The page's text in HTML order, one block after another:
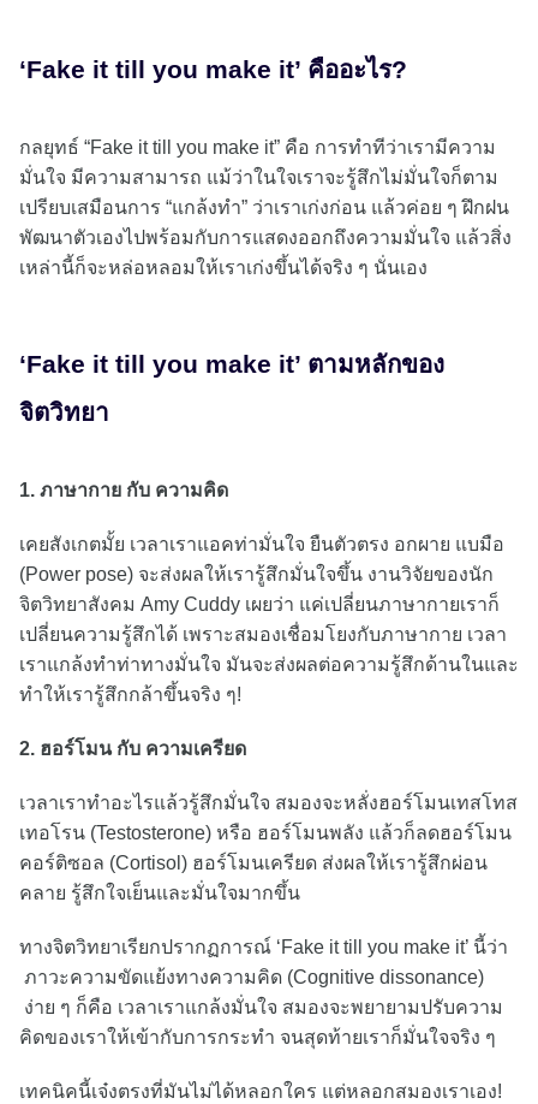
‘Fake it till you make it’ คืออะไร?
กลยุทธ์ “Fake it till you make it” คือ การทำทีว่าเรามีความ
มั่นใจ มีความสามารถ แม้ว่าในใจเราจะรู้สึกไม่มั่นใจก็ตาม
เปรียบเสมือนการ “แกล้งทำ” ว่าเราเก่งก่อน แล้วค่อย ๆ ฝึกฝน
พัฒนาตัวเองไปพร้อมกับการแสดงออกถึงความมั่นใจ แล้วสิ่ง
เหล่านี้ก็จะหล่อหลอมให้เราเก่งขึ้นได้จริง ๆ นั่นเอง
‘Fake it till you make it’ ตามหลักของ
จิตวิทยา
1. ภาษากาย กับ ความคิด
เคยสังเกตมั้ย เวลาเราแอคท่ามั่นใจ ยืนตัวตรง อกผาย แบมือ
(Power pose) จะส่งผลให้เรารู้สึกมั่นใจขึ้น งานวิจัยของนัก
จิตวิทยาสังคม Amy Cuddy เผยว่า แค่เปลี่ยนภาษากายเราก็
เปลี่ยนความรู้สึกได้ เพราะสมองเชื่อมโยงกับภาษากาย เวลา
เราแกล้งทำท่าทางมั่นใจ มันจะส่งผลต่อความรู้สึกด้านในและ
ทำให้เรารู้สึกกล้าขึ้นจริง ๆ!
2. ฮอร์โมน กับ ความเครียด
เวลาเราทำอะไรแล้วรู้สึกมั่นใจ สมองจะหลั่งฮอร์โมนเทสโทส
เทอโรน (Testosterone) หรือ ฮอร์โมนพลัง แล้วก็ลดฮอร์โมน
คอร์ติซอล (Cortisol) ฮอร์โมนเครียด ส่งผลให้เรารู้สึกผ่อน
คลาย รู้สึกใจเย็นและมั่นใจมากขึ้น
ทางจิตวิทยาเรียกปรากฏการณ์ ‘Fake it till you make it’ นี้ว่า
ภาวะความขัดแย้งทางความคิด (Cognitive dissonance)
ง่าย ๆ ก็คือ เวลาเราแกล้งมั่นใจ สมองจะพยายามปรับความ
คิดของเราให้เข้ากับการกระทำ จนสุดท้ายเราก็มั่นใจจริง ๆ
เทคนิคนี้เจ๋งตรงที่มันไม่ได้หลอกใคร แต่หลอกสมองเราเอง!